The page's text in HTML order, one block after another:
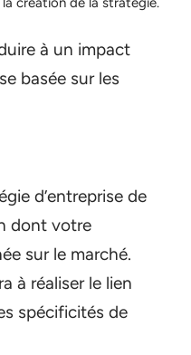
à un impact
basée sur les
d’entreprise de
dont votre
sur le marché.
à réaliser le lien
spécificités de